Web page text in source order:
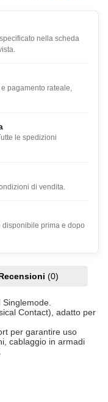
nella scheda
pagamento rateale,
le spedizioni
di vendita.
disponibile prima e dopo
(0)
Contact), adatto per
per garantire uso
cablaggio in armadi